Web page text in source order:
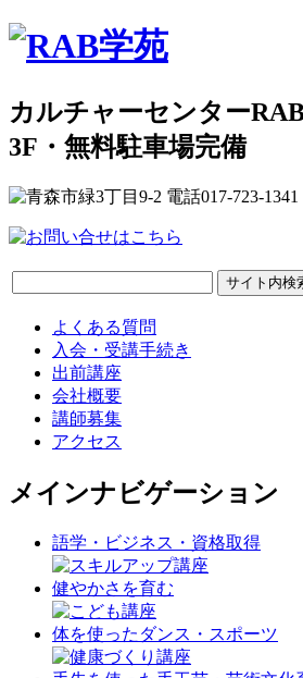
カルチャーセンター
3F・無料駐車場完備
よくある質問
入会・受講手続き
出前講座
会社概要
講師募集
アクセス
メインナビゲーション
語学・ビジネス・資格取得
健やかさを育む
体を使ったダンス・スポーツ